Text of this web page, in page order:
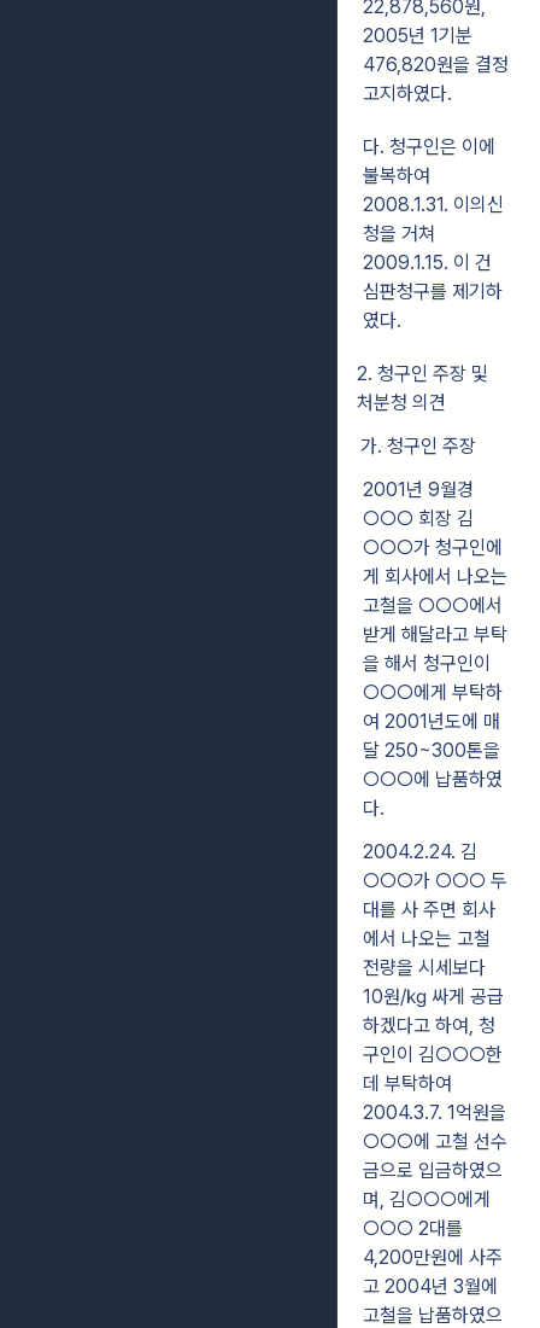
22,878,560원,
2005년 1기분
476,820원을 결정
고지하였다.
다. 청구인은 이에
불복하여
2008.1.31. 이의신
청을 거쳐
2009.1.15. 이 건
심판청구를 제기하
였다.
2. 청구인 주장 및
처분청 의견
가. 청구인 주장
2001년 9월경
○○○ 회장 김
○○○가 청구인에
게 회사에서 나오는
고철을 ○○○에서
받게 해달라고 부탁
을 해서 청구인이
○○○에게 부탁하
여 2001년도에 매
달 250~300톤을
○○○에 납품하였
다.
2004.2.24. 김
○○○가 ○○○ 두
대를 사 주면 회사
에서 나오는 고철
전량을 시세보다
10원/㎏ 싸게 공급
하겠다고 하여, 청
구인이 김○○○한
데 부탁하여
2004.3.7. 1억원을
○○○에 고철 선수
금으로 입금하였으
며, 김○○○에게
○○○ 2대를
4,200만원에 사주
고 2004년 3월에
고철을 납품하였으